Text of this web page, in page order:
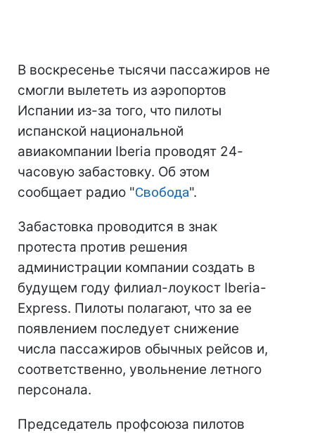
В воскресенье тысячи пассажиров не
смогли вылететь из аэропортов
Испании из-за того, что пилоты
испанской национальной
авиакомпании Iberia проводят 24-
часовую забастовку. Об этом
сообщает радио "Свобода".
Забастовка проводится в знак
протеста против решения
администрации компании создать в
будущем году филиал-лоукост Iberia-
Express. Пилоты полагают, что за ее
появлением последует снижение
числа пассажиров обычных рейсов и,
соответственно, увольнение летного
персонала.
Председатель профсоюза пилотов